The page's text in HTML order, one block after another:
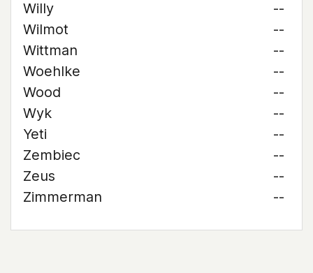
Willy
--
Wilmot
--
Wittman
--
Woehlke
--
Wood
--
Wyk
--
Yeti
--
Zembiec
--
Zeus
--
Zimmerman
--